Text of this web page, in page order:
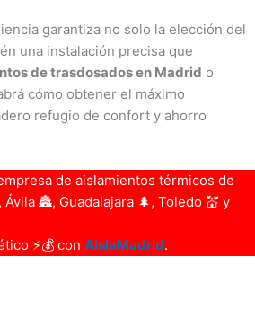
garantiza no solo la elección del
una instalación precisa que
de trasdosados en Madrid o
cómo obtener el máximo
refugio de confort y ahorro
de aislamientos térmicos de
🏯, Guadalajara 🌲, Toledo 💒 y
⚡💰 con AislaMadrid.